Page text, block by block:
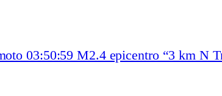
03:50:59 M2.4 epicentro “3 km N